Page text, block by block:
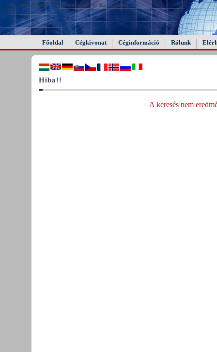
FAIL (the browser should render some flash content, not
this).
Főoldal Cégkivonat Céginformáció Rólunk
Hiba!!
A keresés nem